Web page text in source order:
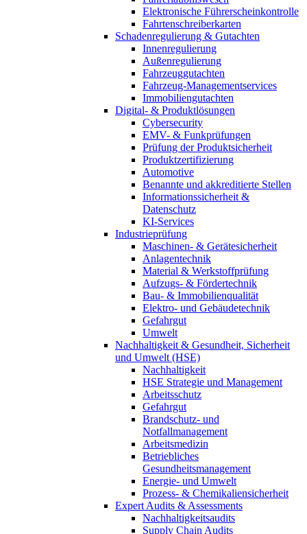
Elektronische Führerscheinkontrolle
Fahrtenschreiberkarten
Schadenregulierung & Gutachten
Innenregulierung
Außenregulierung
Fahrzeuggutachten
Fahrzeug-Managementservices
Immobiliengutachten
Digital- & Produktlösungen
Cybersecurity
EMV- & Funkprüfungen
Prüfung der Produktsicherheit
Produktzertifizierung
Automotive
Benannte und akkreditierte Stellen
Informationssicherheit &
Datenschutz
KI-Services
Industrieprüfung
Maschinen- & Gerätesicherheit
Anlagentechnik
Material & Werkstoffprüfung
Aufzugs- & Fördertechnik
Bau- & Immobilienqualität
Elektro- und Gebäudetechnik
Gefahrgut
Umwelt
Nachhaltigkeit & Gesundheit, Sicherheit
und Umwelt (HSE)
Nachhaltigkeit
HSE Strategie und Management
Arbeitsschutz
Gefahrgut
Brandschutz- und
Notfallmanagement
Arbeitsmedizin
Betriebliches
Gesundheitsmanagement
Energie- und Umwelt
Prozess- & Chemikaliensicherheit
Expert Audits & Assessments
Nachhaltigkeitsaudits
Supply Chain Audits